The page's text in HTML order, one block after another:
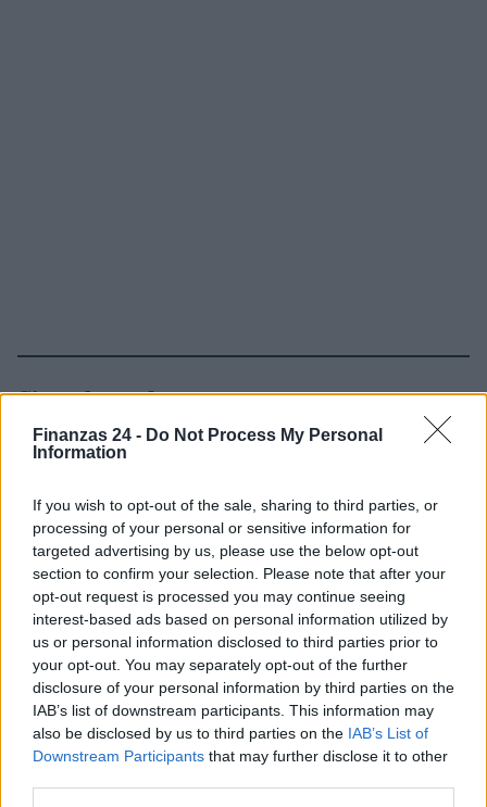
Finanzas 24 - Do Not Process My Personal
Information
If you wish to opt-out of the sale, sharing to third parties, or
processing of your personal or sensitive information for
targeted advertising by us, please use the below opt-out
section to confirm your selection. Please note that after your
opt-out request is processed you may continue seeing
interest-based ads based on personal information utilized by
us or personal information disclosed to third parties prior to
your opt-out. You may separately opt-out of the further
disclosure of your personal information by third parties on the
IAB’s list of downstream participants. This information may
also be disclosed by us to third parties on the IAB’s List of
Downstream Participants that may further disclose it to other
Sigue leyendo
NEWS
Brent cae un 8.3% y arrastra a las materias primas en agosto